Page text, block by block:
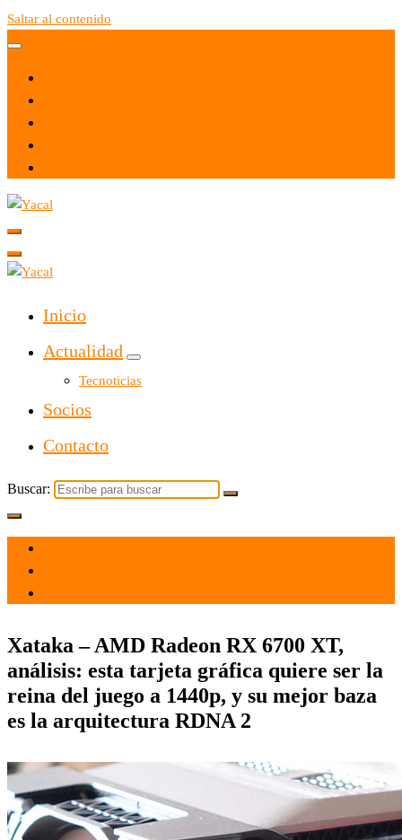
Saltar al contenido
Yacal micro hosting
Inicio
Actualidad
Tecnoticias
Socios
Contacto
Buscar:
Xataka – AMD Radeon RX 6700 XT,
análisis: esta tarjeta gráfica quiere ser la
reina del juego a 1440p, y su mejor baza
es la arquitectura RDNA 2